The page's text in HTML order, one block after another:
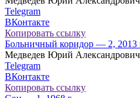
Telegram
ВКонтакте
Копировать ссылку
Больничный коридор — 2, 2013
Медведев Юрий Александрович
Telegram
ВКонтакте
Копировать ссылку